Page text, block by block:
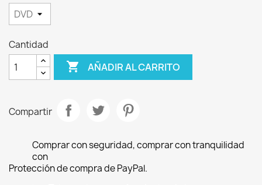
Cantidad
 AÑADIR AL CARRITO
Compartir
Comprar con seguridad, comprar con tranquilidad
con
Protección de compra de PayPal.